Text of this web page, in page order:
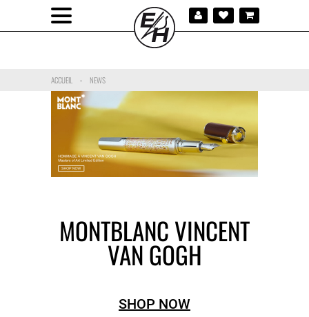
ACCUEIL - NEWS
MONTBLANC VINCENT
VAN GOGH
SHOP NOW